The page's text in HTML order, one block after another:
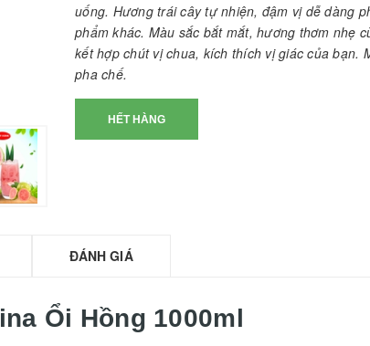
uống. Hương trái cây tự nhiện, đậm vị dễ dàng
phẩm khác. Màu sắc bắt mắt, hương thơm nhẹ
kết hợp chút vị chua, kích thích vị giác của bạn.
pha chế.
HẾT HÀNG
ĐÁNH GIÁ
Ổi Hồng 1000ml